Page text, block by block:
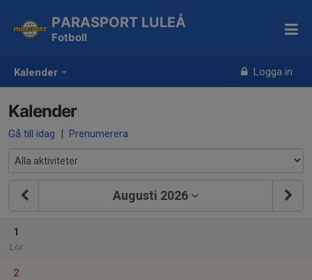
Kalender Logga in
PARASPORT LULEÅ
Fotboll
Kalender
Gå till idag | Prenumerera
Augusti 2026
1
Lör
2